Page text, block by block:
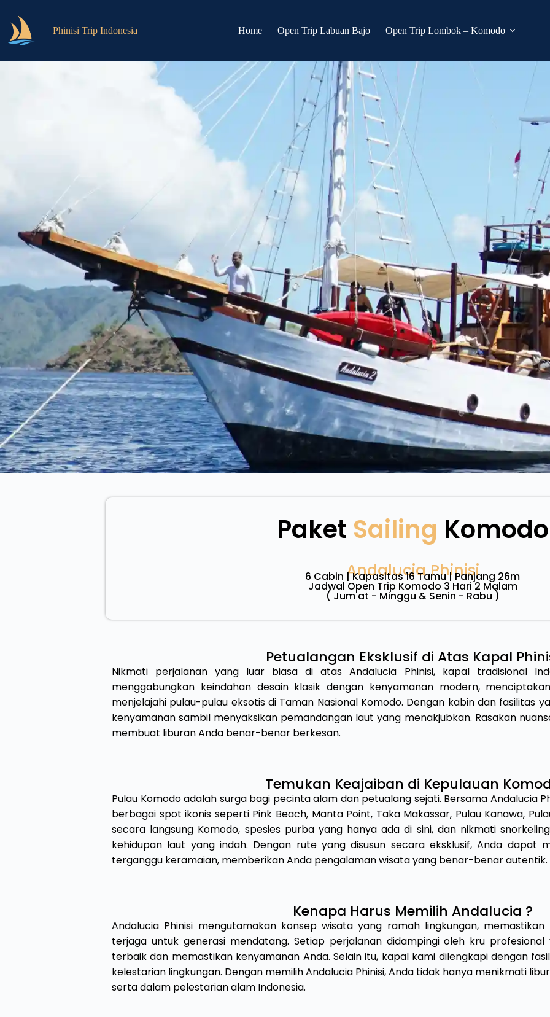
Phinisi Trip Indonesia Home Open Trip Labuan Bajo Open Trip Lombok – Komodo
Paket Sailing Komodo
Andalucia Phinisi
6 Cabin | Kapasitas 16 Tamu | Panjang 26m
Jadwal Open Trip Komodo 3 Hari 2 Malam
( Jum'at - Minggu & Senin - Rabu )
Petualangan Eksklusif di Atas Kapal
Nikmati perjalanan yang luar biasa di atas Andalucia Phinisi, kapal tradisional
menggabungkan keindahan desain klasik dengan kenyamanan modern,
menjelajahi pulau-pulau eksotis di Taman Nasional Komodo. Dengan kabin dan fasilitas
kenyamanan sambil menyaksikan pemandangan laut yang menakjubkan. Rasakan
membuat liburan Anda benar-benar berkesan.
Temukan Keajaiban di Kepulauan
Pulau Komodo adalah surga bagi pecinta alam dan petualang sejati. Bersama Andalucia
berbagai spot ikonis seperti Pink Beach, Manta Point, Taka Makassar, Pulau Kanawa,
secara langsung Komodo, spesies purba yang hanya ada di sini, dan nikmati
kehidupan laut yang indah. Dengan rute yang disusun secara eksklusif, Anda dapat
terganggu keramaian, memberikan Anda pengalaman wisata yang benar-benar autentik.
Kenapa Harus Memilih Andalucia ?
Andalucia Phinisi mengutamakan konsep wisata yang ramah lingkungan,
terjaga untuk generasi mendatang. Setiap perjalanan didampingi oleh kru
terbaik dan memastikan kenyamanan Anda. Selain itu, kapal kami dilengkapi dengan
kelestarian lingkungan. Dengan memilih Andalucia Phinisi, Anda tidak hanya menikmati
serta dalam pelestarian alam Indonesia.